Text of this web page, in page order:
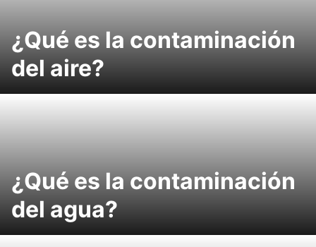
¿Qué es la contaminación
del aire?
¿Qué es la contaminación
del agua?